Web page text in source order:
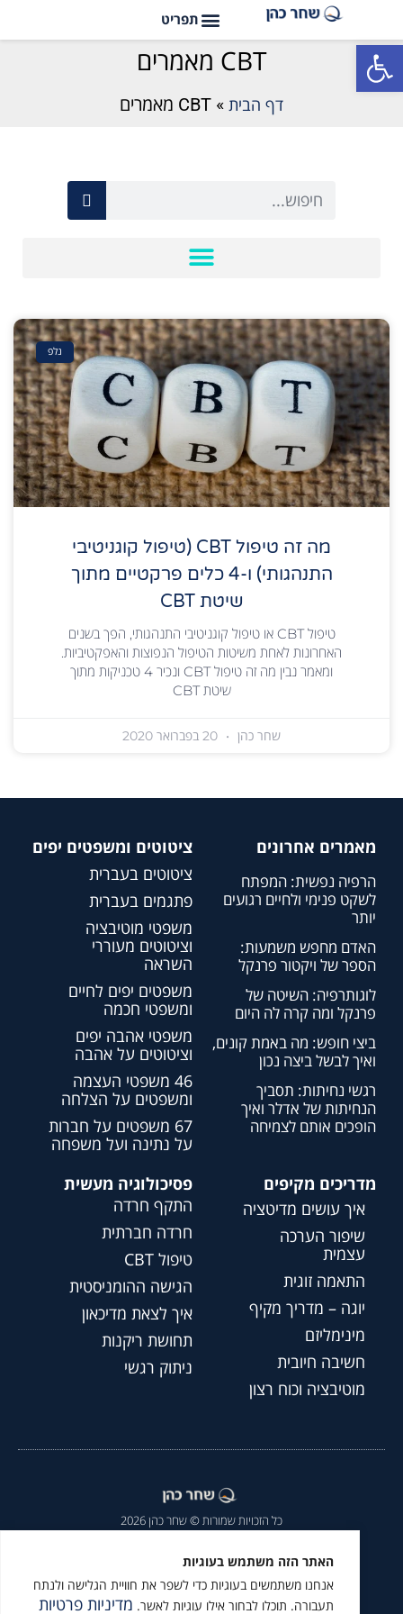
פתח סרגל נגישות
האתר הזה משתמש בעוגיות
אנחנו משתמשים בעוגיות כדי לשפר את חוויית הגלישה ולנתח
תעבורה. תוכלו לבחור אילו עוגיות לאשר. מדיניות פרטיות
CBT מאמרים
דף הבית » CBT מאמרים
נלפ
מה זה טיפול CBT (טיפול קוגניטיבי
התנהגותי) ו-4 כלים פרקטיים מתוך
שיטת CBT
טיפול CBT או טיפול קוגניטיבי התנהגותי, הפך בשנים
האחרונות לאחת משיטות הטיפול הנפוצות והאפקטיביות.
ומאמר נבין מה זה טיפול CBT ונכיר 4 טכניקות מתוך
שיטת CBT
שחר כהן
מאמרים אחרונים
הרפיה נפשית: המפתח
לשקט פנימי ולחיים רגועים
יותר
האדם מחפש משמעות:
הספר של ויקטור פרנקל
לוגותרפיה: השיטה של
פרנקל ומה קרה לה היום
ביצי חופש: מה באמת קונים,
ואיך לבשל ביצה נכון
רגשי נחיתות: תסביך
הנחיתות של אדלר ואיך
הופכים אותם לצמיחה
ציטוטים ומשפטים יפים
ציטוטים בעברית
פתגמים בעברית
משפטי מוטיבציה
וציטוטים מעוררי
השראה
משפטים יפים לחיים
ומשפטי חכמה
משפטי אהבה יפים
וציטוטים על אהבה
46 משפטי העצמה
ומשפטים על הצלחה
67 משפטים על חברות
על נתינה ועל משפחה
מדריכים מקיפים
איך עושים מדיטציה
שיפור הערכה
עצמית
התאמה זוגית
יוגה – מדריך מקיף
מינימליזם
חשיבה חיובית
מוטיבציה וכוח רצון
פסיכולוגיה מעשית
התקף חרדה
חרדה חברתית
טיפול CBT
הגישה ההומניסטית
איך לצאת מדיכאון
תחושת ריקנות
ניתוק רגשי
כל הזכויות שמורות © שחר כהן 2026
הצהרת נגישות|מדיניות פרטיות
מומלץ לעקוב גם ב